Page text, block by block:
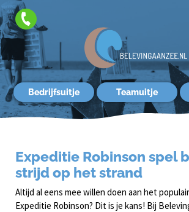
Bedrijfsuitje Teamuitje
Expeditie Robinson spel
strijd op het strand
Altijd al eens mee willen doen aan het
Expeditie Robinson? Dit is je kans! Bij